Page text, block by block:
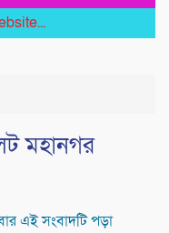
মহানগর
এই সংবাদটি পড়া